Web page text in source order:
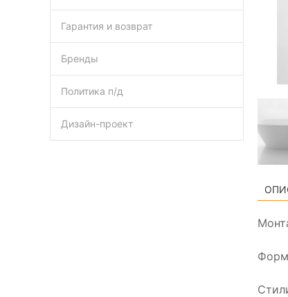
Гарантия и возврат
Бренды
Политика п/д
Дизайн-проект